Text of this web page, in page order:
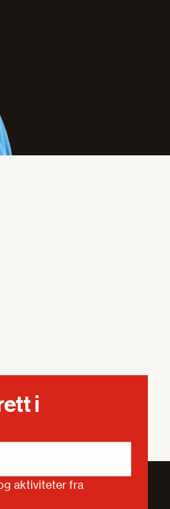
i
aktiviteter fra